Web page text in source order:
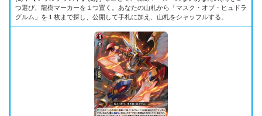
つ選び、龍樹マーカーを１つ置く。あなたの山札から「マスク・オブ・ヒュドラ
グルム」を１枚まで探し、公開して手札に加え、山札をシャッフルする。